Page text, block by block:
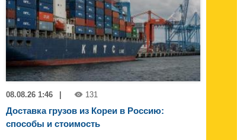
08.08.26 1:46 131
Доставка грузов из Кореи в Россию:
способы и стоимость